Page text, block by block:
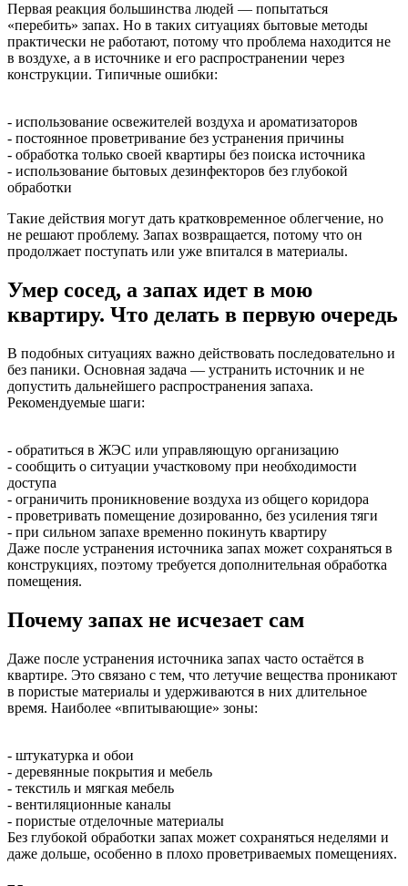
Первая реакция большинства людей — попытаться
«перебить» запах. Но в таких ситуациях бытовые методы
практически не работают, потому что проблема находится не
в воздухе, а в источнике и его распространении через
конструкции. Типичные ошибки:
- использование освежителей воздуха и ароматизаторов
- постоянное проветривание без устранения причины
- обработка только своей квартиры без поиска источника
- использование бытовых дезинфекторов без глубокой
обработки
Такие действия могут дать кратковременное облегчение, но
не решают проблему. Запах возвращается, потому что он
продолжает поступать или уже впитался в материалы.
Умер сосед, а запах идет в мою
квартиру. Что делать в первую очередь
В подобных ситуациях важно действовать последовательно и
без паники. Основная задача — устранить источник и не
допустить дальнейшего распространения запаха.
Рекомендуемые шаги:
- обратиться в ЖЭС или управляющую организацию
- сообщить о ситуации участковому при необходимости
доступа
- ограничить проникновение воздуха из общего коридора
- проветривать помещение дозированно, без усиления тяги
- при сильном запахе временно покинуть квартиру
Даже после устранения источника запах может сохраняться в
конструкциях, поэтому требуется дополнительная обработка
помещения.
Почему запах не исчезает сам
Даже после устранения источника запах часто остаётся в
квартире. Это связано с тем, что летучие вещества проникают
в пористые материалы и удерживаются в них длительное
время. Наиболее «впитывающие» зоны:
- штукатурка и обои
- деревянные покрытия и мебель
- текстиль и мягкая мебель
- вентиляционные каналы
- пористые отделочные материалы
Без глубокой обработки запах может сохраняться неделями и
даже дольше, особенно в плохо проветриваемых помещениях.